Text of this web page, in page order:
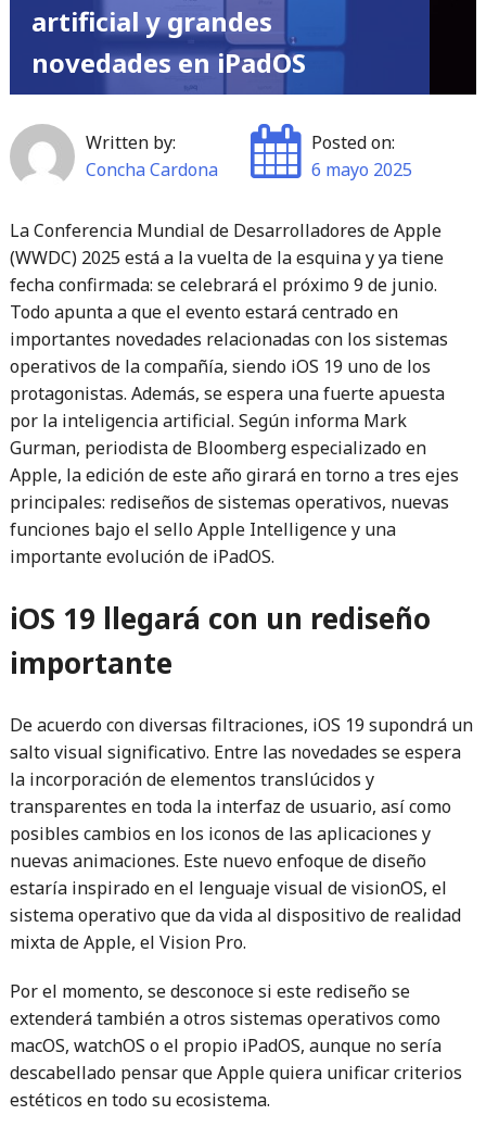
artificial y grandes
novedades en iPadOS
Written by:
Concha Cardona
Posted on:
6 mayo 2025
La Conferencia Mundial de Desarrolladores de Apple
(WWDC) 2025 está a la vuelta de la esquina y ya tiene
fecha confirmada: se celebrará el próximo 9 de junio.
Todo apunta a que el evento estará centrado en
importantes novedades relacionadas con los sistemas
operativos de la compañía, siendo iOS 19 uno de los
protagonistas. Además, se espera una fuerte apuesta
por la inteligencia artificial. Según informa Mark
Gurman, periodista de Bloomberg especializado en
Apple, la edición de este año girará en torno a tres ejes
principales: rediseños de sistemas operativos, nuevas
funciones bajo el sello Apple Intelligence y una
importante evolución de iPadOS.
iOS 19 llegará con un rediseño
importante
De acuerdo con diversas filtraciones, iOS 19 supondrá un
salto visual significativo. Entre las novedades se espera
la incorporación de elementos translúcidos y
transparentes en toda la interfaz de usuario, así como
posibles cambios en los iconos de las aplicaciones y
nuevas animaciones. Este nuevo enfoque de diseño
estaría inspirado en el lenguaje visual de visionOS, el
sistema operativo que da vida al dispositivo de realidad
mixta de Apple, el Vision Pro.
Por el momento, se desconoce si este rediseño se
extenderá también a otros sistemas operativos como
macOS, watchOS o el propio iPadOS, aunque no sería
descabellado pensar que Apple quiera unificar criterios
estéticos en todo su ecosistema.